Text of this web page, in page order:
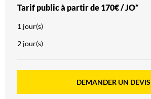
Tarif public à partir de 170€ / JO*
1 jour(s)
2 jour(s)
DEMANDER UN DEVIS